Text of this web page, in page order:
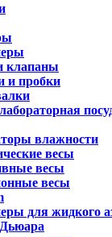
клапаны
пробки
влажности
весы
весы
весы
для жидкого